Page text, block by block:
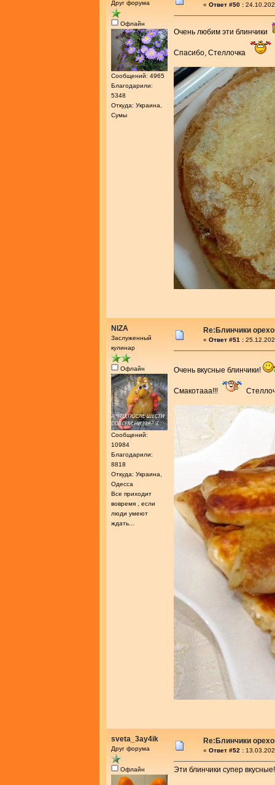
Друг форума
Офлайн
Сообщений: 4965
Благодарили:
5348
Откуда: Украина,
Сумы
« Ответ #50 :
Очень любим эти блинчики
Спасибо, Стеллочка
NIZA
Заслуженный
кулинар
Офлайн
Сообщений:
10984
Благодарили:
8818
Откуда: Украина,
Одесса
Все приходит
вовремя , если
люди умеют
ждать...
Re:Блинчики
« Ответ #51 :
Очень вкусные блинчики!
Смакотааа!!!
sveta_3ay4ik
Друг форума
Офлайн
Re:Блинчики
« Ответ #52 :
Эти блинчики супер вкусные!